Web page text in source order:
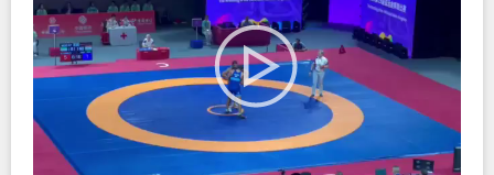
Play